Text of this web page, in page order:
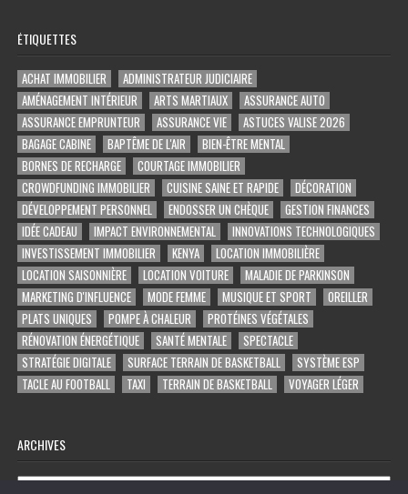
ÉTIQUETTES
ACHAT IMMOBILIER
ADMINISTRATEUR JUDICIAIRE
AMÉNAGEMENT INTÉRIEUR
ARTS MARTIAUX
ASSURANCE AUTO
ASSURANCE EMPRUNTEUR
ASSURANCE VIE
ASTUCES VALISE 2026
BAGAGE CABINE
BAPTÊME DE L'AIR
BIEN-ÊTRE MENTAL
BORNES DE RECHARGE
COURTAGE IMMOBILIER
CROWDFUNDING IMMOBILIER
CUISINE SAINE ET RAPIDE
DÉCORATION
DÉVELOPPEMENT PERSONNEL
ENDOSSER UN CHÈQUE
GESTION FINANCES
IDÉE CADEAU
IMPACT ENVIRONNEMENTAL
INNOVATIONS TECHNOLOGIQUES
INVESTISSEMENT IMMOBILIER
KENYA
LOCATION IMMOBILIÈRE
LOCATION SAISONNIÈRE
LOCATION VOITURE
MALADIE DE PARKINSON
MARKETING D'INFLUENCE
MODE FEMME MUSIQUE ET SPORT
OREILLER
PLATS UNIQUES
POMPE À CHALEUR
PROTÉINES VÉGÉTALES
RÉNOVATION ÉNERGÉTIQUE
SANTÉ MENTALE
SPECTACLE
STRATÉGIE DIGITALE
SURFACE TERRAIN DE BASKETBALL
SYSTÈME ESP
TACLE AU FOOTBALL
TAXI TERRAIN DE BASKETBALL VOYAGER LÉGER
ARCHIVES
Archives